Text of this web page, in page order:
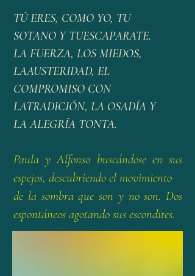
TÚ ERES, COMO YO, TU
SOTANO Y TUESCAPARATE.
LA FUERZA, LOS MIEDOS,
LAAUSTERIDAD, EL
COMPROMISO CON
LATRADICIÓN, LA OSADÍA Y
LA ALEGRÍA TONTA.
Paula y Alfonso buscándose en sus
espejos, descubriendo el movimiento
de la sombra que son y no son. Dos
espontáneos agotando sus escondites.